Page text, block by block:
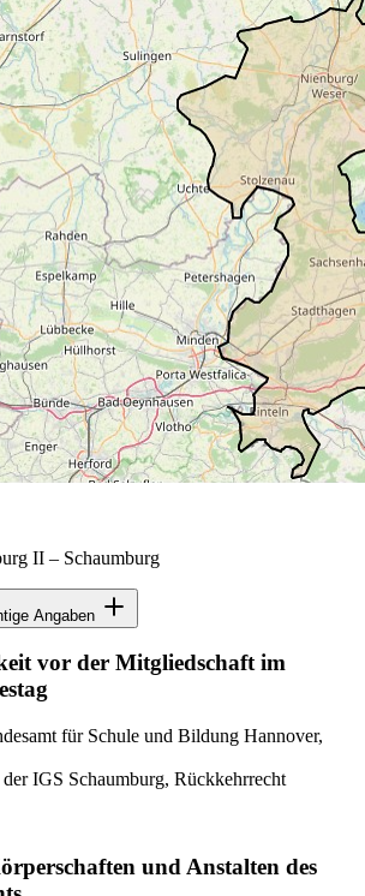
II – Schaumburg
Angaben
vor der Mitgliedschaft im
für Schule und Bildung Hannover,
IGS Schaumburg, Rückkehrrecht
und Anstalten des